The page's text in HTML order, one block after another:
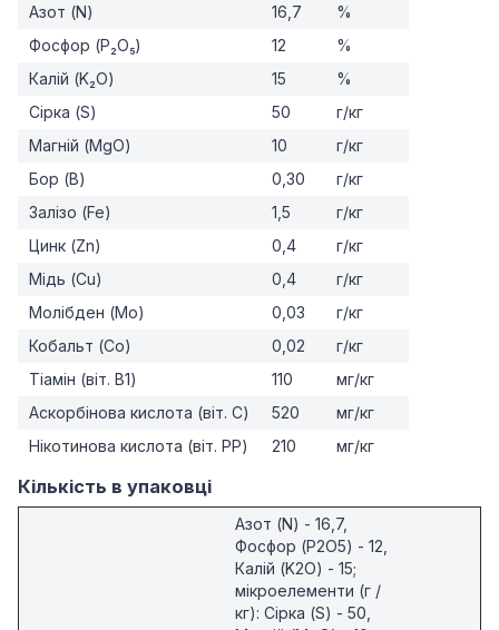
Азот (N) 16,7
%
Фосфор (P₂O₅)
12
%
Калій (K₂O)
15
%
Сірка (S)
50
г/кг
Магній (MgO)
10
г/кг
Бор (B)
0,30
г/кг
Залізо (Fe)
1,5
г/кг
Цинк (Zn)
0,4
г/кг
Мідь (Cu)
0,4
г/кг
Молібден (Mo)
0,03
г/кг
Кобальт (Co)
0,02
г/кг
Тіамін (віт. B1)
110
мг/кг
Аскорбінова кислота (віт. C)
520
мг/кг
Нікотинова кислота (віт. PP)
210 мг/кг
Кількість в упаковці
Азот (N) - 16,7,
Фосфор (P2O5) - 12,
Калій (K2O) - 15;
мікроелементи (г /
кг): Сірка (S) - 50,